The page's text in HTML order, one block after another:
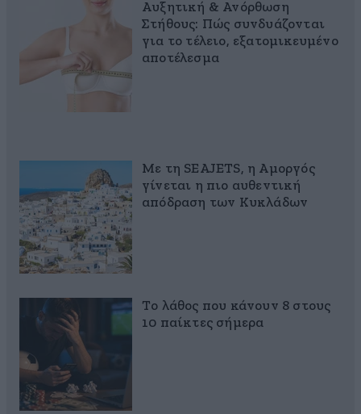
Αυξητική & Ανόρθωση
Στήθους: Πώς συνδυάζονται
για το τέλειο, εξατομικευμένο
αποτέλεσμα
Με τη SEAJETS, η Αμοργός
γίνεται η πιο αυθεντική
απόδραση των Κυκλάδων
Το λάθος που κάνουν 8 στους
10 παίκτες σήμερα